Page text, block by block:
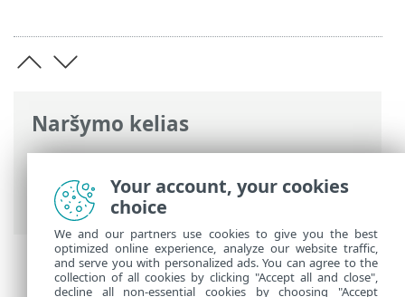
Naršymo kelias
ESET interneto žinynas>ESET NOD32
Antivirus
>Išplėstinis nustatymas>
Nuskaitymai> Išimtys
Your account, your cookies
choice
We and our partners use cookies to give you the best
optimized online experience, analyze our website traffic,
and serve you with personalized ads. You can agree to the
collection of all cookies by clicking "Accept all and close",
decline all non-essential cookies by choosing "Accept